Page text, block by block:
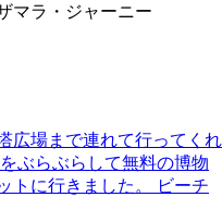
マラ・ジャーニー
広場まで連れて行ってくれ
ぶらぶらして無料の博物
トに行きました。 ビーチ